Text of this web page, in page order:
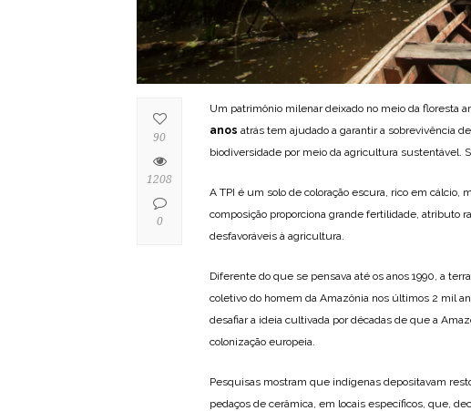
Um patrimônio milenar deixado no meio da floresta
anos atrás tem ajudado a garantir a sobrevivência
biodiversidade por meio da agricultura sustentável.
A TPI é um solo de coloração escura, rico em cálcio,
composição proporciona grande fertilidade, atributo
desfavoráveis à agricultura.
Diferente do que se pensava até os anos 1990, a
coletivo do homem da Amazônia nos últimos 2 mil
desafiar a ideia cultivada por décadas de que a
colonização europeia.
Pesquisas mostram que indígenas depositavam
pedaços de cerâmica, em locais específicos, que,
90
1208
0